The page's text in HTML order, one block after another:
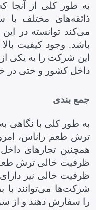
به طور کلی از آنجا
ذائقه‌های مختلف با
می‌کند توانسته در
باشد. وجود کیفیت
این شرکت را به یکی از
داخل کشور و حتی در
جمع بندی
به طور کلی با نگاهی
ترش طعم راناس،
همچنین تجارهای داخل
ظرفیت خالی ترش طعم
ظرفیت خالی نیز
شرکت‌ها می‌توانند
را سفارش دهند و از